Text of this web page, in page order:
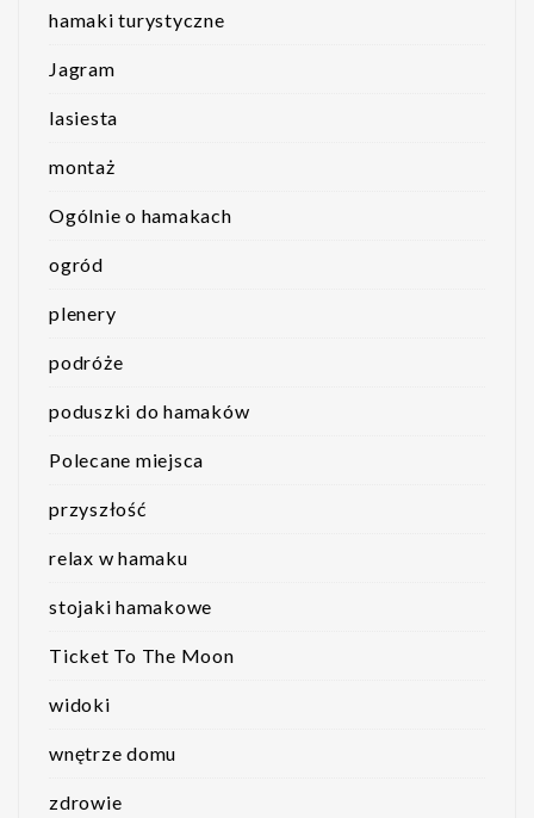
hamaki turystyczne
Jagram
lasiesta
montaż
Ogólnie o hamakach
ogród
plenery
podróże
poduszki do hamaków
Polecane miejsca
przyszłość
relax w hamaku
stojaki hamakowe
Ticket To The Moon
widoki
wnętrze domu
zdrowie